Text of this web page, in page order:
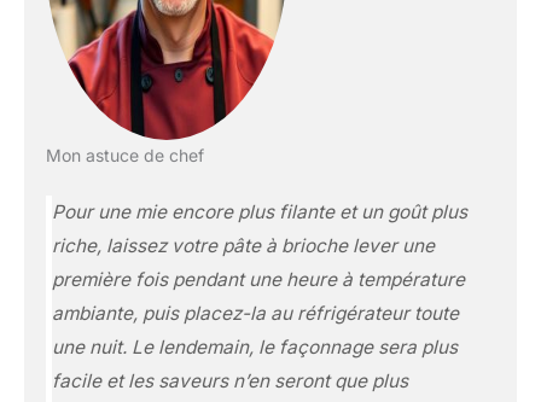
Mon astuce de chef
Pour une mie encore plus filante et un goût plus
riche, laissez votre pâte à brioche lever une
première fois pendant une heure à température
ambiante, puis placez-la au réfrigérateur toute
une nuit. Le lendemain, le façonnage sera plus
facile et les saveurs n’en seront que plus